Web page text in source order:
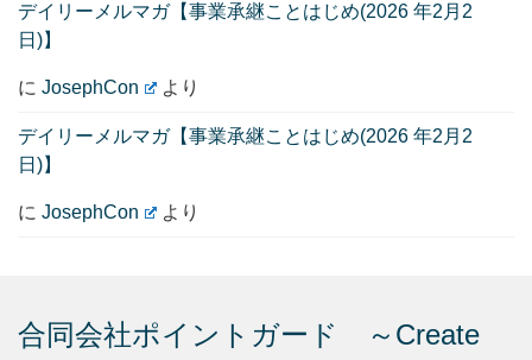
デイリーメルマガ【事業承継ことはじめ(2026 年2月2
日)】
に JosephCon より
デイリーメルマガ【事業承継ことはじめ(2026 年2月2
日)】
に JosephCon より
合同会社ポイントガード ～Create